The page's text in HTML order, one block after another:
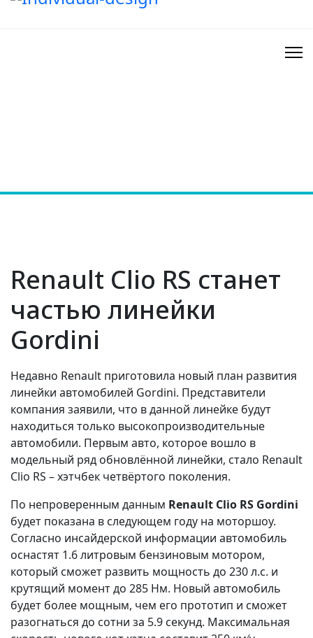
Renault Clio RS станет
частью линейки
Gordini
Недавно Renault приготовила новый план развития
линейки автомобилей Gordini. Представители
компания заявили, что в данной линейке будут
находиться только высокопроизводительные
автомобили. Первым авто, которое вошло в
модельный ряд обновлённой линейки, стало Renault
Clio RS – хэтчбек четвёртого поколения.
По непроверенным данным Renault Clio RS Gordini
будет показана в следующем году на моторшоу.
Согласно инсайдерской информации автомобиль
оснастят 1.6 литровым бензиновым мотором,
который сможет развить мощность до 230 л.с. и
крутящий момент до 285 Нм. Новый автомобиль
будет более мощным, чем его прототип и сможет
разогнаться до сотни за 5.9 секунд. Максимальная